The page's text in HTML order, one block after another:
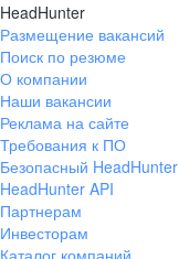
HeadHunter
Размещение вакансий
Поиск по резюме
О компании
Наши вакансии
Реклама на сайте
Требования к ПО
Безопасный HeadHunter
HeadHunter API
Партнерам
Инвесторам
Каталог компаний